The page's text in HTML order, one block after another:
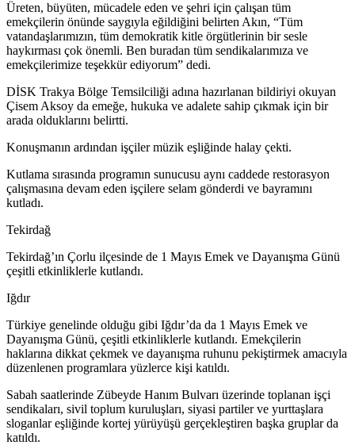
Üreten, büyüten, mücadele eden ve şehri için çalışan tüm
emekçilerin önünde saygıyla eğildiğini belirten Akın, “Tüm
vatandaşlarımızın, tüm demokratik kitle örgütlerinin bir sesle
haykırması çok önemli. Ben buradan tüm sendikalarımıza ve
emekçilerimize teşekkür ediyorum” dedi.
DİSK Trakya Bölge Temsilciliği adına hazırlanan bildiriyi okuyan
Çisem Aksoy da emeğe, hukuka ve adalete sahip çıkmak için bir
arada olduklarını belirtti.
Konuşmanın ardından işçiler müzik eşliğinde halay çekti.
Kutlama sırasında programın sunucusu aynı caddede restorasyon
çalışmasına devam eden işçilere selam gönderdi ve bayramını
kutladı.
Tekirdağ
Tekirdağ’ın Çorlu ilçesinde de 1 Mayıs Emek ve Dayanışma Günü
çeşitli etkinliklerle kutlandı.
Iğdır
Türkiye genelinde olduğu gibi Iğdır’da da 1 Mayıs Emek ve
Dayanışma Günü, çeşitli etkinliklerle kutlandı. Emekçilerin
haklarına dikkat çekmek ve dayanışma ruhunu pekiştirmek amacıyla
düzenlenen programlara yüzlerce kişi katıldı.
Sabah saatlerinde Zübeyde Hanım Bulvarı üzerinde toplanan işçi
sendikaları, sivil toplum kuruluşları, siyasi partiler ve yurttaşlara
sloganlar eşliğinde kortej yürüyüşü gerçekleştiren başka gruplar da
katıldı.